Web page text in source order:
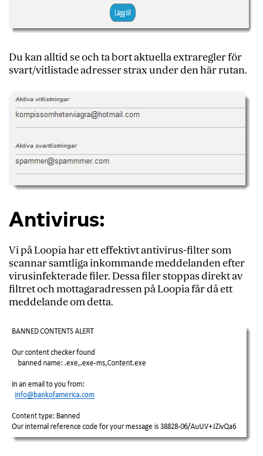
Du kan alltid se och ta bort aktuella extraregler för
svart/vitlistade adresser strax under den här rutan.
Antivirus:
Vi på Loopia har ett effektivt antivirus-filter som
scannar samtliga inkommande meddelanden efter
virusinfekterade filer. Dessa filer stoppas direkt av
filtret och mottagaradressen på Loopia får då ett
meddelande om detta.